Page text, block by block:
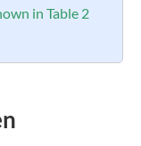
in Table 2